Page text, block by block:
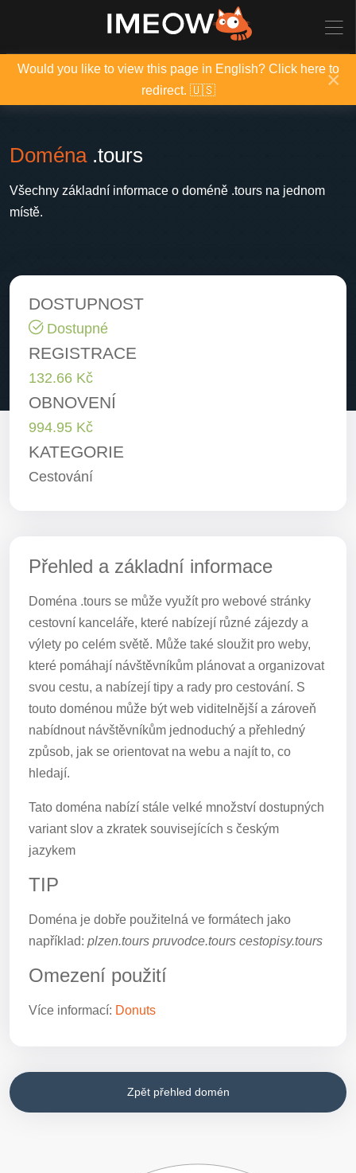
Would you like to view this page in English? Click here to
redirect. 🇺🇸
×
Doména.tours
Všechny základní informace o doméně .tours na jednom
místě.
DOSTUPNOST
Dostupné
REGISTRACE
132.66 Kč
OBNOVENÍ
994.95 Kč
KATEGORIE
Cestování
Přehled a základní informace
Doména .tours se může využít pro webové stránky
cestovní kanceláře, které nabízejí různé zájezdy a
výlety po celém světě. Může také sloužit pro weby,
které pomáhají návštěvníkům plánovat a organizovat
svou cestu, a nabízejí tipy a rady pro cestování. S
touto doménou může být web viditelnější a zároveň
nabídnout návštěvníkům jednoduchý a přehledný
způsob, jak se orientovat na webu a najít to, co
hledají.
Tato doména nabízí stále velké množství dostupných
variant slov a zkratek souvisejících s českým
jazykem
TIP
Doména je dobře použitelná ve formátech jako
například: plzen.tours pruvodce.tours cestopisy.tours
Omezení použití
Více informací: Donuts
Zpět přehled domén